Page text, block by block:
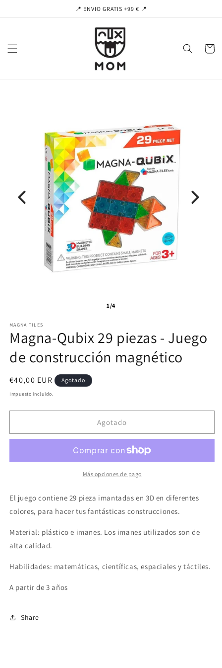
📍 ENVIO GRATIS +99 € 📍
Carrito
1/4
MAGNA TILES
Magna-Qubix 29 piezas - Juego
de construcción magnético
Precio
habitual
€40,00 EUR Agotado
Impuesto incluido.
Agotado
Más opciones de pago
El juego contiene 29 pieza imantadas en 3D en diferentes
colores, para hacer tus fantásticas construcciones.
Material: plástico e imanes. Los imanes utilizados son de
alta calidad.
Habilidades: matemáticas, científicas, espaciales y táctiles.
A partir de 3 años
Share